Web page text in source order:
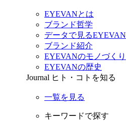
EYEVANとは
ブランド哲学
データで見るEYEVAN
ブランド紹介
EYEVANのモノづくり
EYEVANの歴史
Journal ヒト・コトを知る
一覧を見る
キーワードで探す